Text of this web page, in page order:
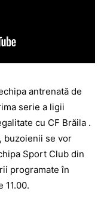
antrenată de
serie a ligii
cu CF Brăila .
buzoienii se vor
Sport Club din
programate în
11.00.